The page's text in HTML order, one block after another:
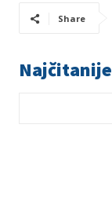
Share
Najčitanije